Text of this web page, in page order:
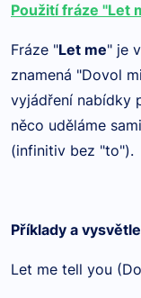
Použití fráze "Let
Fráze "Let me" je
znamená "Dovol
vyjádření nabídky
něco uděláme
(infinitiv bez "to").
Příklady a
Let me tell you